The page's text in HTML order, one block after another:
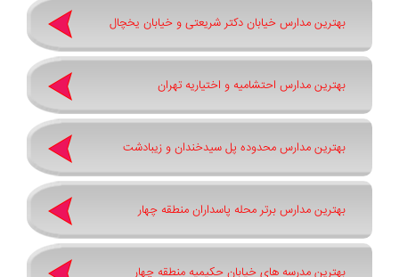
بهترین مدارس خیابان دکتر شریعتی و خیابان یخچال
بهترین مدارس احتشامیه و اختیاریه تهران
بهترین مدارس محدوده پل سیدخندان و زیبادشت
بهترین مدارس برتر محله پاسداران منطقه چهار
بهترین مدرسه های خیابان حکیمیه منطقه چهار